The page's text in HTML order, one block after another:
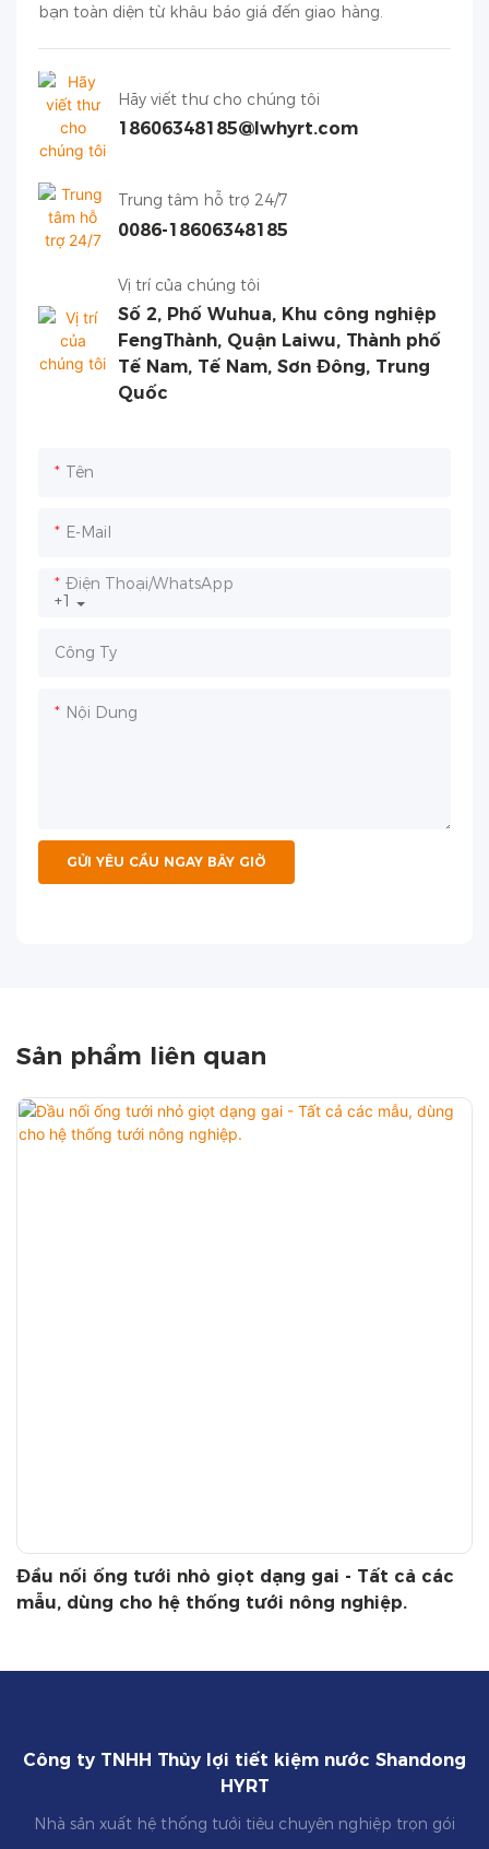
bạn toàn diện từ khâu báo giá đến giao hàng.
Hãy viết thư cho chúng tôi
18606348185@lwhyrt.com
Trung tâm hỗ trợ 24/7
0086-18606348185
Vị trí của chúng tôi
Số 2, Phố Wuhua, Khu công nghiệp
FengThành, Quận Laiwu, Thành phố
Tế Nam, Tế Nam, Sơn Đông, Trung
Quốc
Tên
E-Mail
+1
Điện Thoại/WhatsApp
Công Ty
Nội Dung
GỬI YÊU CẦU NGAY BÂY GIỜ
Sản phẩm liên quan
Đầu nối ống tưới nhỏ giọt dạng gai - Tất cả các
mẫu, dùng cho hệ thống tưới nông nghiệp.
Công ty TNHH Thủy lợi tiết kiệm nước Shandong
HYRT
Nhà sản xuất hệ thống tưới tiêu chuyên nghiệp trọn gói